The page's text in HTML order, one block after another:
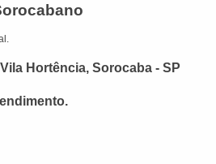
Hortência, Sorocaba - SP